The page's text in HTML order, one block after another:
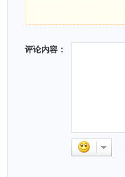
评论内容：